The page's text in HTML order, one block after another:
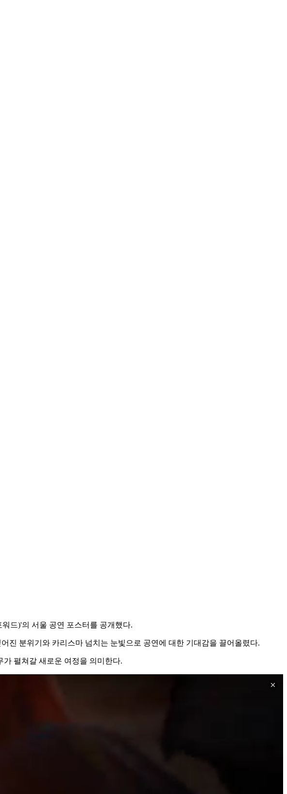
드)'의 서울 공연 포스터를 공개했다.
진 분위기와 카리스마 넘치는 눈빛으로 공연에 대한 기대감을 끌어올렸다.
가 펼쳐갈 새로운 여정을 의미한다.